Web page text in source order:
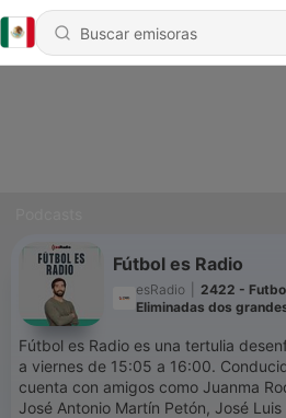
Fútbol es Radio
esRadio
2422 -
Eliminadas dos
Fútbol es Radio es una tertulia
a viernes de 15:05 a 16:00.
cuenta con amigos como Juanma
José Antonio Martín Petón, José Luis